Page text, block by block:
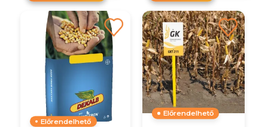
Előrendelhető
Előrendelhető